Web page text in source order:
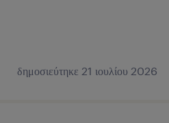
δημοσιεύτηκε 21 ιουλίου 2026